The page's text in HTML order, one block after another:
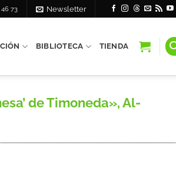
73 Newsletter
BIBLIOTECA TIENDA
de Timoneda», Al-